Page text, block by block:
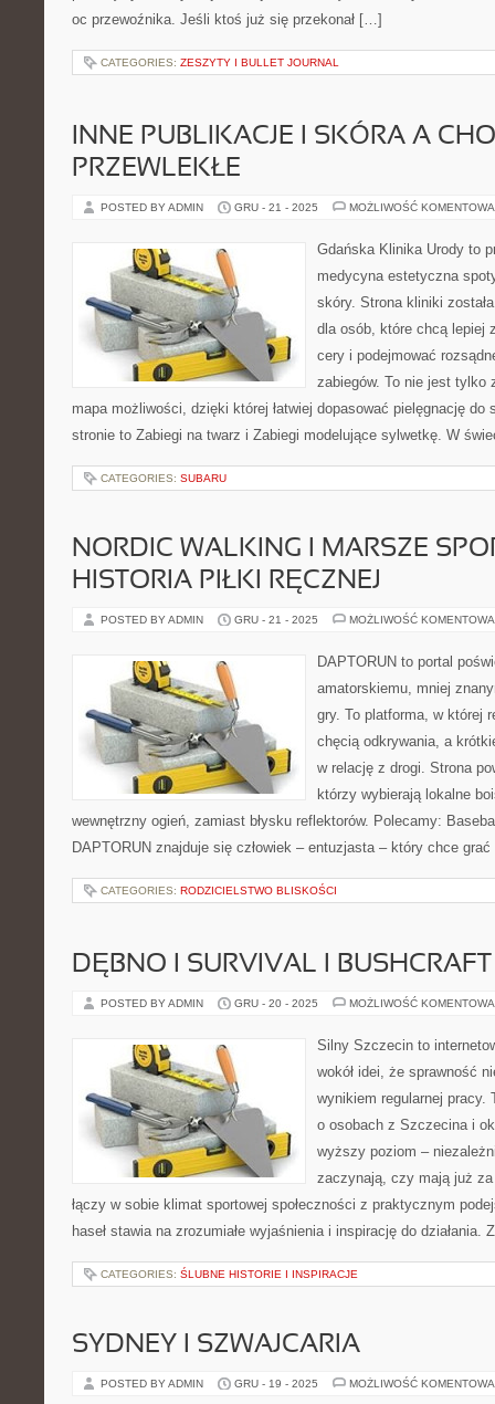
oc przewoźnika. Jeśli ktoś już się przekonał […]
CATEGORIES: ZESZYTY I BULLET JOURNAL
INNE PUBLIKACJE I SKÓRA A
PRZEWLEKŁE
POSTED BY ADMIN GRU - 21 - 2025 MOŻLIWOŚĆ
Gdańska Klinika Urody to
medycyna estetyczna
skóry. Strona kliniki
dla osób, które chcą lepiej
cery i podejmować
zabiegów. To nie jest tylko
mapa możliwości, dzięki której łatwiej dopasować pielęgnację
stronie to Zabiegi na twarz i Zabiegi modelujące sylwetkę. W
CATEGORIES: SUBARU
NORDIC WALKING I MARSZE
HISTORIA PIŁKI RĘCZNEJ
POSTED BY ADMIN GRU - 21 - 2025 MOŻLIWOŚĆ
DAPTORUN to portal
amatorskiemu, mniej
gry. To platforma, w której
chęcią odkrywania, a
w relację z drogi. Strona
którzy wybierają lokalne
wewnętrzny ogień, zamiast błysku reflektorów. Polecamy:
DAPTORUN znajduje się człowiek – entuzjasta – który chce
CATEGORIES: RODZICIELSTWO BLISKOŚCI
DĘBNO I SURVIVAL I BUSHCRAFT
POSTED BY ADMIN GRU - 20 - 2025 MOŻLIWOŚĆ
Silny Szczecin to
wokół idei, że sprawność
wynikiem regularnej pracy.
o osobach z Szczecina i
wyższy poziom –
zaczynają, czy mają już
łączy w sobie klimat sportowej społeczności z praktycznym
haseł stawia na zrozumiałe wyjaśnienia i inspirację do działania.
CATEGORIES: ŚLUBNE HISTORIE I INSPIRACJE
SYDNEY I SZWAJCARIA
POSTED BY ADMIN GRU - 19 - 2025 MOŻLIWOŚĆ